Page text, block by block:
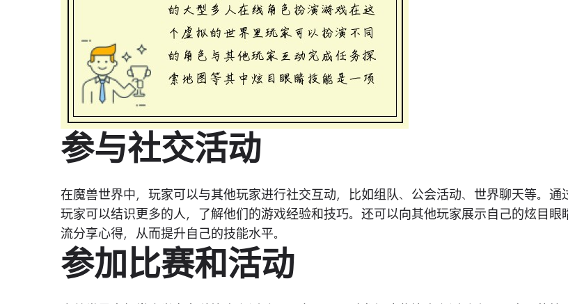
参与社交活动
在魔兽世界中，玩家可以与其他玩家进行社交互动，比如组队、公会活动、世界聊天等。通
玩家可以结识更多的人，了解他们的游戏经验和技巧。还可以向其他玩家展示自己的炫目眼
流分享心得，从而提升自己的技能水平。
参加比赛和活动